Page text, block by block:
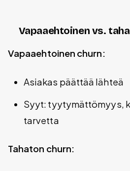
Vapaaehtoinen vs.
Vapaaehtoinen churn:
Asiakas päättää lähteä
Syyt: tyytymättömyys,
tarvetta
Tahaton churn: